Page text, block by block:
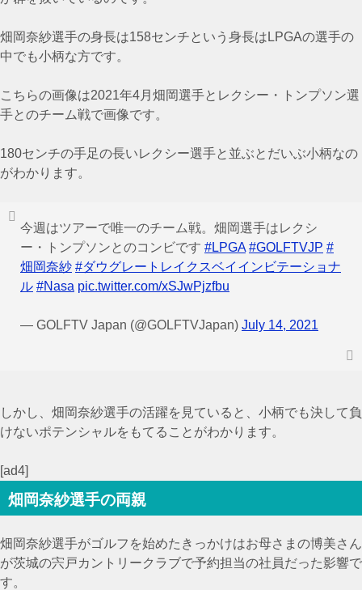
畑岡奈紗選手の身長は158センチという身長はLPGAの選手の
中でも小柄な方です。
こちらの画像は2021年4月畑岡選手とレクシー・トンプソン選
手とのチーム戦で画像です。
180センチの手足の長いレクシー選手と並ぶとだいぶ小柄なの
がわかります。
今週はツアーで唯一のチーム戦。畑岡選手はレクシ
ー・トンプソンとのコンビです #LPGA #GOLFTVJP #
畑岡奈紗 #ダウグレートレイクスベイインビテーショナ
ル #Nasa pic.twitter.com/xSJwPjzfbu
— GOLFTV Japan (@GOLFTVJapan) July 14, 2021
しかし、畑岡奈紗選手の活躍を見ていると、小柄でも決して負
けないポテンシャルをもてることがわかります。
[ad4]
畑岡奈紗選手の両親
畑岡奈紗選手がゴルフを始めたきっかけはお母さまの博美さん
が茨城の宍戸カントリークラブで予約担当の社員だった影響で
す。